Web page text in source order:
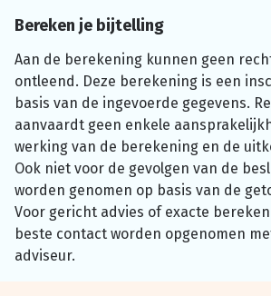
Bereken je bijtelling
Aan de berekening kunnen geen
ontleend. Deze berekening is een
basis van de ingevoerde gegevens.
aanvaardt geen enkele
werking van de berekening en de
Ook niet voor de gevolgen van de
worden genomen op basis van de
Voor gericht advies of exacte
beste contact worden opgenomen
adviseur.